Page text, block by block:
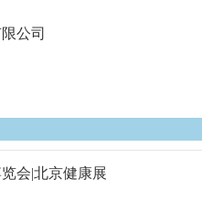
公司
会|北京健康展